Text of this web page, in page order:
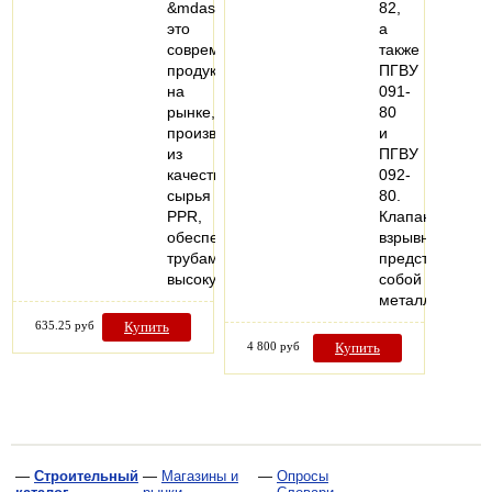
&mdash;
это
современный
продукт
на
рынке,
производимый
из
качественного
сырья
PPR,
обеспечивающего
трубам
высокую…
635.25 руб Купить
82,
а
также
ПГВУ
091-
80
и
ПГВУ
092-
80.
Клапан
взрывной
представляет
собой
4 800 руб Купить
— Строительный — Магазины и
— Опросы